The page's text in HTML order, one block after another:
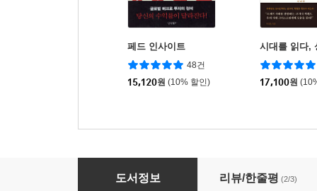
페드 인사이트
48건
15,120원 (10% 할인)
시대를 읽다,
17,100원
왕을 기다리며
도서정보 리뷰/한줄평 (2/3)